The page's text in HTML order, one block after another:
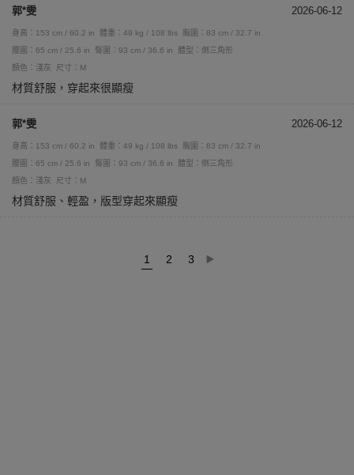
郭*雯 2026-06-12
身高：153 cm / 60.2 in 體重：49 kg / 108 lbs
胸圍：83 cm / 32.7 in
腰圍：65 cm / 25.6 in
臀圍：93 cm / 36.6 in
體型：倒三角形
顏色：淺灰
尺寸：M
材質舒服，穿起來很顯瘦
郭*雯 2026-06-12
身高：153 cm / 60.2 in 體重：49 kg / 108 lbs
胸圍：83 cm / 32.7 in
腰圍：65 cm / 25.6 in
臀圍：93 cm / 36.6 in
體型：倒三角形
顏色：淺灰
尺寸：M
材質舒服、輕盈，版型穿起來顯瘦
1 2 3